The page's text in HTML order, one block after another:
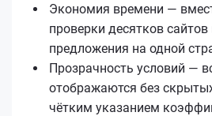
Экономия времени —
проверки десятков
предложения на одной
Прозрачность условий —
отображаются без
чётким указанием